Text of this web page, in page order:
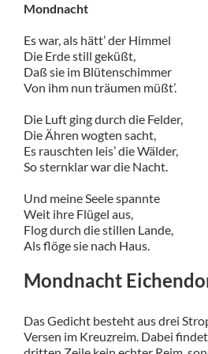
Mondnacht
Es war, als hätt’ der Himmel
Die Erde still geküßt,
Daß sie im Blütenschimmer
Von ihm nun träumen müßt’.
Die Luft ging durch die Felder,
Die Ähren wogten sacht,
Es rauschten leis’ die Wälder,
So sternklar war die Nacht.
Und meine Seele spannte
Weit ihre Flügel aus,
Flog durch die stillen Lande,
Als flöge sie nach Haus.
Mondnacht
Das Gedicht besteht aus drei
Versen im Kreuzreim. Dabei